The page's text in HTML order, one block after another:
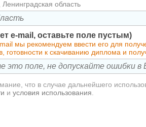
область
e-mail, оставьте поле пустым)
мы рекомендуем ввести его для
готовности к скачиванию диплома и
что в случае дальнейшего
и условия использования